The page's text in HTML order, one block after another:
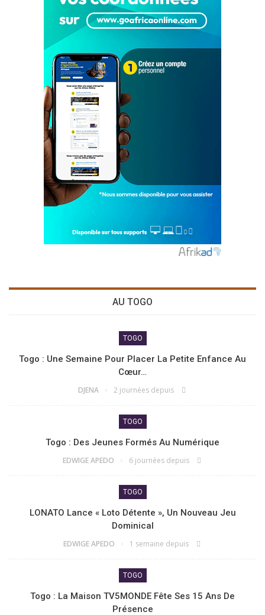
AU TOGO
TOGO
Togo : Une Semaine Pour Placer La Petite Enfance Au
Cœur…
DJENA 2 journées depuis
TOGO
Togo : Des Jeunes Formés Au Numérique
EDWIGE APEDO 6 journées depuis
TOGO
LONATO Lance « Loto Détente », Un Nouveau Jeu
Dominical
EDWIGE APEDO 1 semaine depuis
TOGO
Togo : La Maison TV5MONDE Fête Ses 15 Ans De
Présence